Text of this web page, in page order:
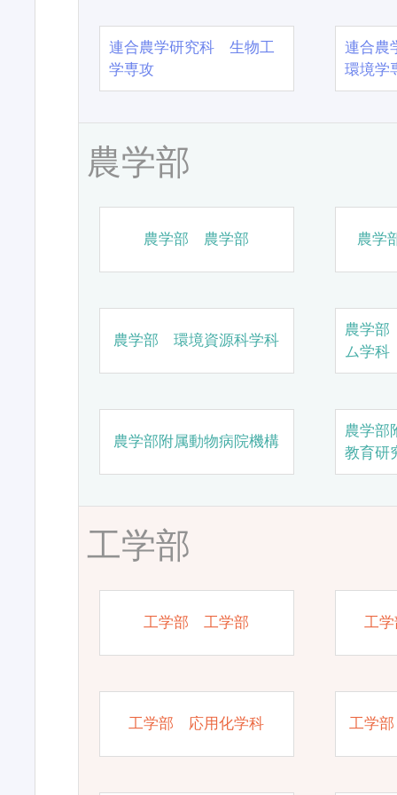
連合農学研究科 生物工
学専攻
連合農
環境学
農学部
農学部 農学部 農学
農学部 環境資源科学科
農学
ム学科
農学部附属動物病院機構
農学部
教育研
工学部
工学部 工学部 工
工学部 応用化学科 工学